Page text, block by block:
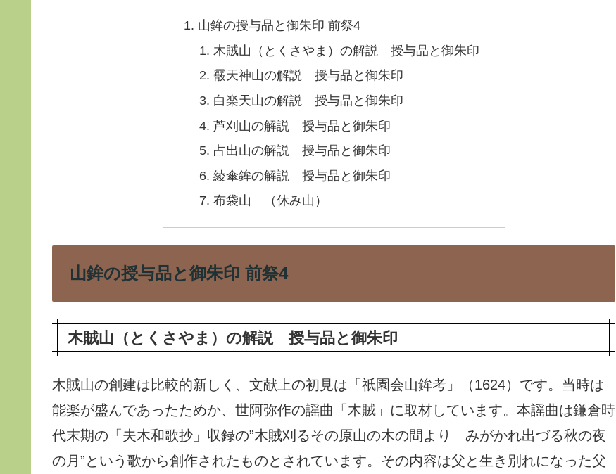
山鉾の授与品と御朱印 前祭4
木賊山（とくさやま）の解説 授与品と御朱印
霰天神山の解説 授与品と御朱印
白楽天山の解説 授与品と御朱印
芦刈山の解説 授与品と御朱印
占出山の解説 授与品と御朱印
綾傘鉾の解説 授与品と御朱印
布袋山 （休み山）
山鉾の授与品と御朱印 前祭4
木賊山（とくさやま）の解説 授与品と御朱印
木賊山の創建は比較的新しく、文献上の初見は「祇園会山鉾考」（1624）です。当時は
能楽が盛んであったためか、世阿弥作の謡曲「木賊」に取材しています。本謡曲は鎌倉時
代末期の「夫木和歌抄」収録の”木賊刈るその原山の木の間より みがかれ出づる秋の夜
の月”という歌から創作されたものとされています。その内容は父と生き別れになった父